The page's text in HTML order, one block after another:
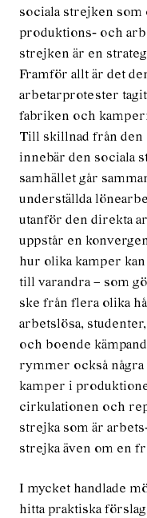
sociala strejken som
produktions‐ och
strejken är en
Framför allt är det
arbetarprotester
fabriken och
Till skillnad från den
innebär den sociala
samhället går
underställda
utanför den direkta
uppstår en
hur olika kamper
till varandra – som
ske från flera olika
arbetslösa,
och boende
rymmer också
kamper i
cirkulationen och
strejka som är
strejka även om en
I mycket handlade
hitta praktiska